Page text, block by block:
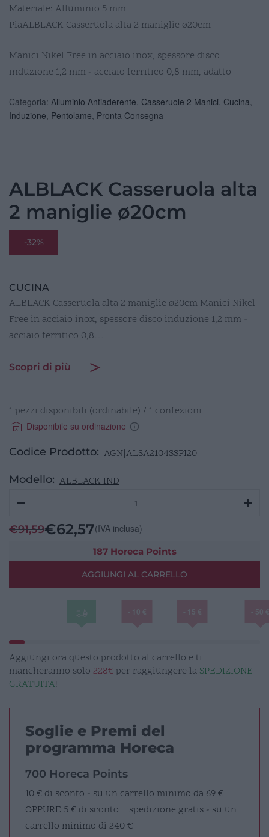
Materiale: Alluminio 5 mm
PiaALBLACK Casseruola alta 2 maniglie ø20cm
Manici Nikel Free in acciaio inox, spessore disco
induzione 1,2 mm - acciaio ferritico 0,8 mm, adatto
Categoria: Alluminio Antiaderente Casseruole 2 Manici Cucina
Induzione Pentolame Pronta Consegna
ALBLACK Casseruola alta
2 maniglie ø20cm
-32%
CUCINA
ALBLACK Casseruola alta 2 maniglie ø20cm Manici Nikel
Free in acciaio inox, spessore disco induzione 1,2 mm -
acciaio ferritico 0,8…
Scopri di più
1 pezzi disponibili (ordinabile) / 1 confezioni
Disponibile su ordinazione
Codice Prodotto: AGN|ALSA2104SSPI20
Modello: ALBLACK IND
alta
2
ø20cm
€91,59€62,57(IVA inclusa)
187 Horeca Points
AGGIUNGI AL CARRELLO
Aggiungi ora questo prodotto al carrello e ti
mancheranno solo 228€ per raggiungere la SPEDIZIONE
GRATUITA!
Soglie e Premi del
programma Horeca
700 Horeca Points
10 € di sconto - su un carrello minimo da 69 €
OPPURE 5 € di sconto + spedizione gratis - su un
carrello minimo di 240 €